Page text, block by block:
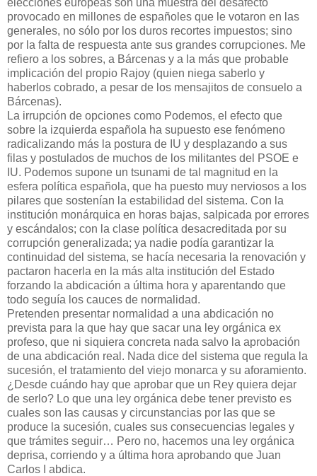
provocado en millones de españoles que le votaron en las
generales, no sólo por los duros recortes impuestos; sino
por la falta de respuesta ante sus grandes corrupciones. Me
refiero a los sobres, a Bárcenas y a la más que probable
implicación del propio Rajoy (quien niega saberlo y
haberlos cobrado, a pesar de los mensajitos de consuelo a
Bárcenas).
La irrupción de opciones como Podemos, el efecto que
sobre la izquierda española ha supuesto ese fenómeno
radicalizando más la postura de IU y desplazando a sus
filas y postulados de muchos de los militantes del PSOE e
IU. Podemos supone un tsunami de tal magnitud en la
esfera política española, que ha puesto muy nerviosos a los
pilares que sostenían la estabilidad del sistema. Con la
institución monárquica en horas bajas, salpicada por errores
y escándalos; con la clase política desacreditada por su
corrupción generalizada; ya nadie podía garantizar la
continuidad del sistema, se hacía necesaria la renovación y
pactaron hacerla en la más alta institución del Estado
forzando la abdicación a última hora y aparentando que
todo seguía los cauces de normalidad.
Pretenden presentar normalidad a una abdicación no
prevista para la que hay que sacar una ley orgánica ex
profeso, que ni siquiera concreta nada salvo la aprobación
de una abdicación real. Nada dice del sistema que regula la
sucesión, el tratamiento del viejo monarca y su aforamiento.
¿Desde cuándo hay que aprobar que un Rey quiera dejar
de serlo? Lo que una ley orgánica debe tener previsto es
cuales son las causas y circunstancias por las que se
produce la sucesión, cuales sus consecuencias legales y
que trámites seguir… Pero no, hacemos una ley orgánica
deprisa, corriendo y a última hora aprobando que Juan
Carlos I abdica.